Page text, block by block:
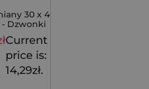
30 x 40 cm -
- Dzwonki
Current
price is:
14,29zł.